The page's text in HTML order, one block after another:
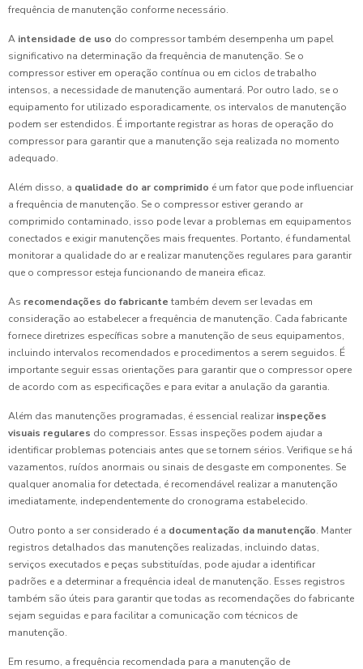
frequência de manutenção conforme necessário.
A intensidade de uso do compressor também desempenha um papel
significativo na determinação da frequência de manutenção. Se o
compressor estiver em operação contínua ou em ciclos de trabalho
intensos, a necessidade de manutenção aumentará. Por outro lado, se o
equipamento for utilizado esporadicamente, os intervalos de manutenção
podem ser estendidos. É importante registrar as horas de operação do
compressor para garantir que a manutenção seja realizada no momento
adequado.
Além disso, a qualidade do ar comprimido é um fator que pode influenciar
a frequência de manutenção. Se o compressor estiver gerando ar
comprimido contaminado, isso pode levar a problemas em equipamentos
conectados e exigir manutenções mais frequentes. Portanto, é fundamental
monitorar a qualidade do ar e realizar manutenções regulares para garantir
que o compressor esteja funcionando de maneira eficaz.
As recomendações do fabricante também devem ser levadas em
consideração ao estabelecer a frequência de manutenção. Cada fabricante
fornece diretrizes específicas sobre a manutenção de seus equipamentos,
incluindo intervalos recomendados e procedimentos a serem seguidos. É
importante seguir essas orientações para garantir que o compressor opere
de acordo com as especificações e para evitar a anulação da garantia.
Além das manutenções programadas, é essencial realizar inspeções
visuais regulares do compressor. Essas inspeções podem ajudar a
identificar problemas potenciais antes que se tornem sérios. Verifique se há
vazamentos, ruídos anormais ou sinais de desgaste em componentes. Se
qualquer anomalia for detectada, é recomendável realizar a manutenção
imediatamente, independentemente do cronograma estabelecido.
Outro ponto a ser considerado é a documentação da manutenção. Manter
registros detalhados das manutenções realizadas, incluindo datas,
serviços executados e peças substituídas, pode ajudar a identificar
padrões e a determinar a frequência ideal de manutenção. Esses registros
também são úteis para garantir que todas as recomendações do fabricante
sejam seguidas e para facilitar a comunicação com técnicos de
manutenção.
Em resumo, a frequência recomendada para a manutenção de